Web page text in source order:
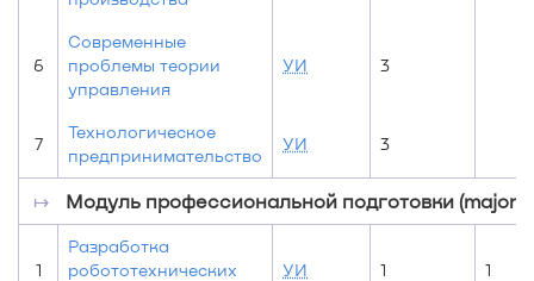
6
Современные
проблемы теории
управления
УИ 3
7
Технологическое
предпринимательство
УИ 3
↦ Модуль профессиональной подготовки (major)
1
Разработка
робототехнических
УИ 1 1